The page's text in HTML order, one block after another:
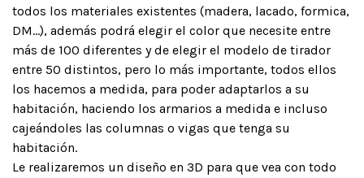
todos los materiales existentes (madera, lacado, formica,
DM…), además podrá elegir el color que necesite entre
más de 100 diferentes y de elegir el modelo de tirador
entre 50 distintos, pero lo más importante, todos ellos
los hacemos a medida, para poder adaptarlos a su
habitación, haciendo los armarios a medida e incluso
cajeándoles las columnas o vigas que tenga su
habitación.
Le realizaremos un diseño en 3D para que vea con todo